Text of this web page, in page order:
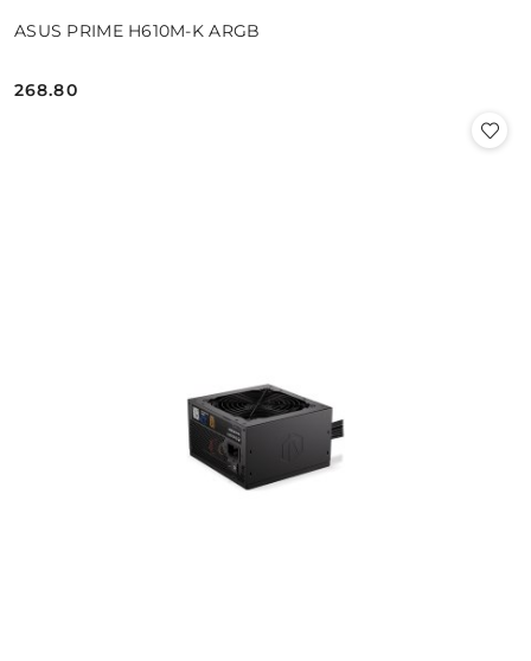
ASUS PRIME H610M-K ARGB
Cena:
268.80